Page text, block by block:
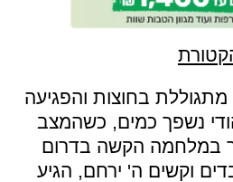
בחוצות והפגיעה
נשפך כמים, כשהמצב
במלחמה הקשה בדרום
וקשים ה' ירחם, הגיע